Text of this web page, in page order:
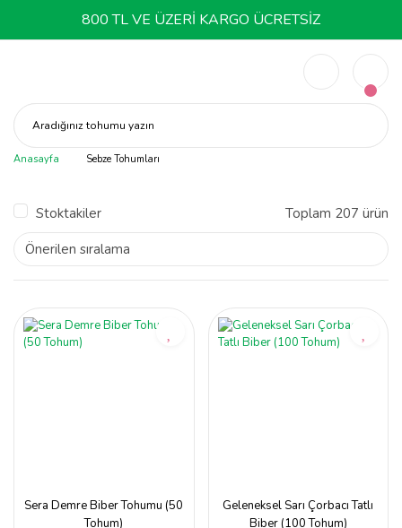
800 TL VE ÜZERİ KARGO ÜCRETSİZ
Aradığınız tohumu yazın
Anasayfa Sebze Tohumları
Stoktakiler Toplam 207 ürün
Sera Demre Biber Tohumu (50
Tohum)
Geleneksel Sarı Çorbacı Tatlı
Biber (100 Tohum)